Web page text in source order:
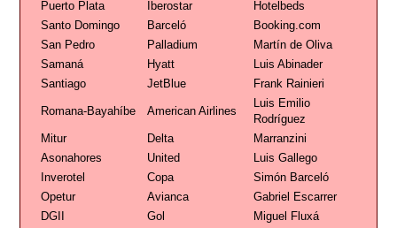
Puerto Plata
Iberostar
Hotelbeds
Santo Domingo
Barceló
Booking.com
San Pedro
Palladium
Martín de Oliva
Samaná
Hyatt
Luis Abinader
Santiago
JetBlue Frank Rainieri
Romana-Bayahíbe American Airlines
Luis Emilio
Rodríguez
Mitur
Delta
Marranzini
Asonahores
United
Luis Gallego
Inverotel
Copa
Simón Barceló
Opetur
Avianca
Gabriel Escarrer
DGII
Gol
Miguel Fluxá